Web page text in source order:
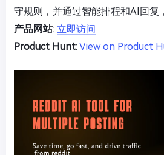
守规则，并通过智能排程和AI回复
产品网站: 立即访问
Product Hunt: View on Product